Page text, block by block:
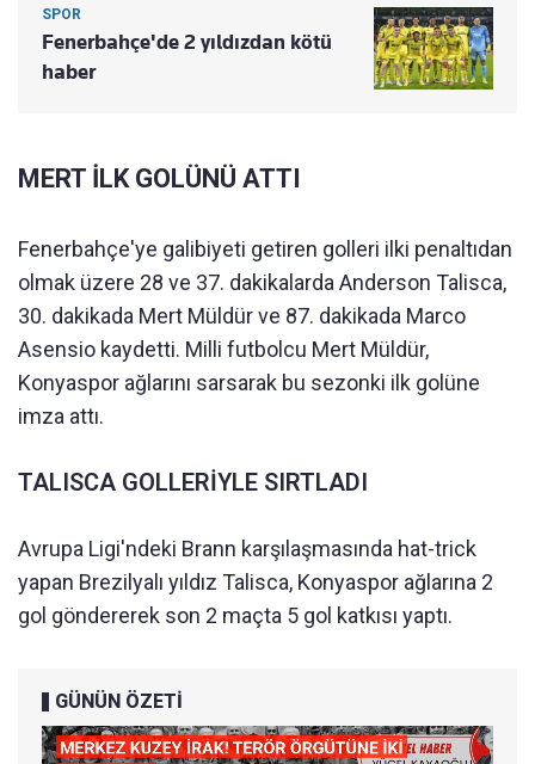
SPOR
Fenerbahçe'de 2 yıldızdan kötü
haber
MERT İLK GOLÜNÜ ATTI
Fenerbahçe'ye galibiyeti getiren golleri ilki penaltıdan
olmak üzere 28 ve 37. dakikalarda Anderson Talisca,
30. dakikada Mert Müldür ve 87. dakikada Marco
Asensio kaydetti. Milli futbolcu Mert Müldür,
Konyaspor ağlarını sarsarak bu sezonki ilk golüne
imza attı.
TALISCA GOLLERİYLE SIRTLADI
Avrupa Ligi'ndeki Brann karşılaşmasında hat-trick
yapan Brezilyalı yıldız Talisca, Konyaspor ağlarına 2
gol göndererek son 2 maçta 5 gol katkısı yaptı.
GÜNÜN ÖZETİ